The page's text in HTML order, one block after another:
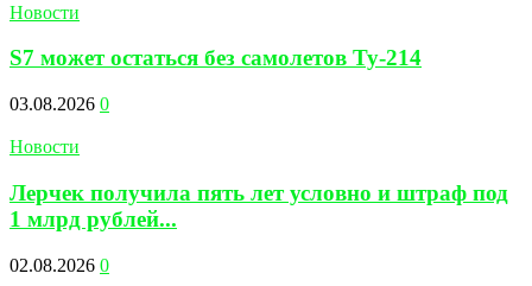
Новости
S7 может остаться без самолетов Ту-214
03.08.2026 0
Новости
Лерчек получила пять лет условно и штраф под
1 млрд рублей...
02.08.2026 0